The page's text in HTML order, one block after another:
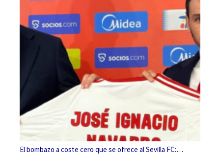
El bombazo a coste cero que se ofrece al Sevilla FC:…